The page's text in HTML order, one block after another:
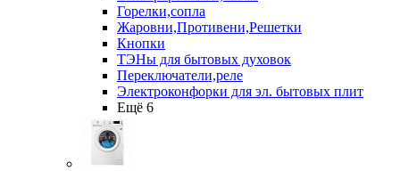
Горелки,сопла
Жаровни,Противени,Решетки
Кнопки
ТЭНы для бытовых духовок
Переключатели,реле
Электроконфорки для эл. бытовых плит
Ещё 6